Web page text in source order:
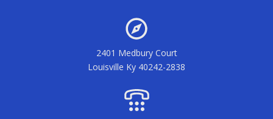
2401 Medbury Court
Louisville Ky 40242-2838